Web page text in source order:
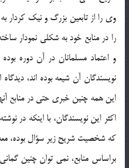
وی را از تابعین بزرگ و نیک
را در منابع خود به شکلی نمودار
و اعتماد مسلمانان در آن دوره
نویسندگان آن شیعه بوده اند،
این همه چنین خبری حتی در منابع
اکثر این نویسندگان، با اینکه در
که شخصیت شریح زیر سؤال بوده،
براساس منابع، نمی توان چنین